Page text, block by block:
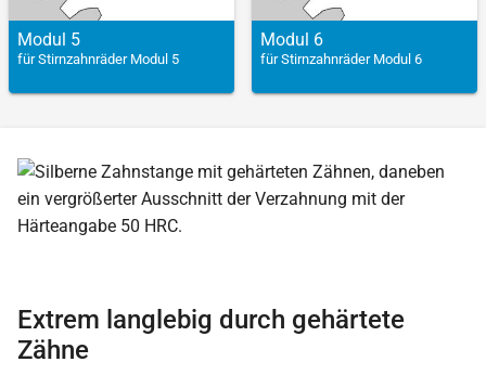
Modul 5
für Stirnzahnräder Modul 5
Modul 6
für Stirnzahnräder Modul 6
Extrem langlebig durch gehärtete
Zähne